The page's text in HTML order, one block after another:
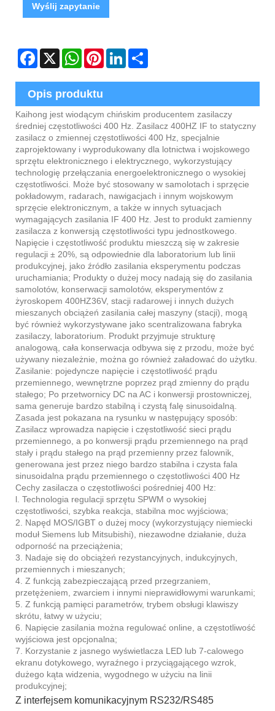
Wyślij zapytanie
Facebook
X WhatsAppPinterestLinkedIn
Opis produktu
Kaihong jest wiodącym chińskim producentem zasilaczy
średniej częstotliwości 400 Hz. Zasilacz 400HZ IF to statyczny
zasilacz o zmiennej częstotliwości 400 Hz, specjalnie
zaprojektowany i wyprodukowany dla lotnictwa i wojskowego
sprzętu elektronicznego i elektrycznego, wykorzystujący
technologię przełączania energoelektronicznego o wysokiej
częstotliwości. Może być stosowany w samolotach i sprzęcie
pokładowym, radarach, nawigacjach i innym wojskowym
sprzęcie elektronicznym, a także w innych sytuacjach
wymagających zasilania IF 400 Hz. Jest to produkt zamienny
zasilacza z konwersją częstotliwości typu jednostkowego.
Napięcie i częstotliwość produktu mieszczą się w zakresie
regulacji ± 20%, są odpowiednie dla laboratorium lub linii
produkcyjnej, jako źródło zasilania eksperymentu podczas
uruchamiania; Produkty o dużej mocy nadają się do zasilania
samolotów, konserwacji samolotów, eksperymentów z
żyroskopem 400HZ36V, stacji radarowej i innych dużych
mieszanych obciążeń zasilania całej maszyny (stacji), mogą
być również wykorzystywane jako scentralizowana fabryka
zasilaczy, laboratorium. Produkt przyjmuje strukturę
analogową, cała konserwacja odbywa się z przodu, może być
używany niezależnie, można go również załadować do użytku.
Zasilanie: pojedyncze napięcie i częstotliwość prądu
przemiennego, wewnętrzne poprzez prąd zmienny do prądu
stałego; Po przetwornicy DC na AC i konwersji prostowniczej,
sama generuje bardzo stabilną i czystą falę sinusoidalną.
Zasada jest pokazana na rysunku w następujący sposób:
Zasilacz wprowadza napięcie i częstotliwość sieci prądu
przemiennego, a po konwersji prądu przemiennego na prąd
stały i prądu stałego na prąd przemienny przez falownik,
generowana jest przez niego bardzo stabilna i czysta fala
sinusoidalna prądu przemiennego o częstotliwości 400 Hz
Cechy zasilacza o częstotliwości pośredniej 400 Hz:
l. Technologia regulacji sprzętu SPWM o wysokiej
częstotliwości, szybka reakcja, stabilna moc wyjściowa;
2. Napęd MOS/IGBT o dużej mocy (wykorzystujący niemiecki
moduł Siemens lub Mitsubishi), niezawodne działanie, duża
odporność na przeciążenia;
3. Nadaje się do obciążeń rezystancyjnych, indukcyjnych,
przemiennych i mieszanych;
4. Z funkcją zabezpieczającą przed przegrzaniem,
przetężeniem, zwarciem i innymi nieprawidłowymi warunkami;
5. Z funkcją pamięci parametrów, trybem obsługi klawiszy
skrótu, łatwy w użyciu;
6. Napięcie zasilania można regulować online, a częstotliwość
wyjściowa jest opcjonalna;
7. Korzystanie z jasnego wyświetlacza LED lub 7-calowego
ekranu dotykowego, wyraźnego i przyciągającego wzrok,
dużego kąta widzenia, wygodnego w użyciu na linii
produkcyjnej;
Z interfejsem komunikacyjnym RS232/RS485